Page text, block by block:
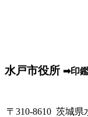
水戸市役所 ➡印
〒310-8610 茨城県